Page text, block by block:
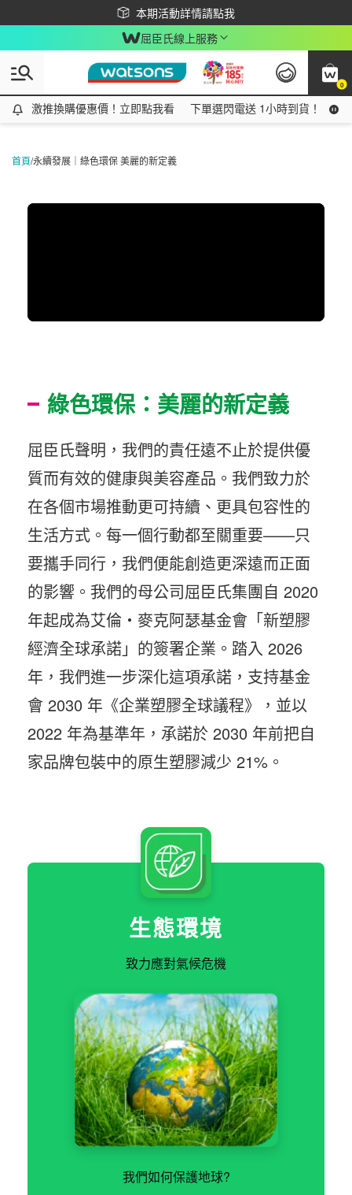
本期活動詳情請點我
下載app最高回饋$350
屈臣氏線上服務
0
激推換購優惠價！立即點我看
激推換購優惠價！立即點我看 下單選閃電送 1小時到貨！領神
首頁/永續發展｜綠色環保 美麗的新定義
綠色環保：美麗的新定義
屈臣氏聲明，我們的責任遠不止於提供優
質而有效的健康與美容產品。我們致力於
在各個市場推動更可持續、更具包容性的
生活方式。每一個行動都至關重要——只
要攜手同行，我們便能創造更深遠而正面
的影響。我們的母公司屈臣氏集團自 2020
年起成為艾倫・麥克阿瑟基金會「新塑膠
經濟全球承諾」的簽署企業。踏入 2026
年，我們進一步深化這項承諾，支持基金
會 2030 年《企業塑膠全球議程》，並以
2022 年為基準年，承諾於 2030 年前把自
家品牌包裝中的原生塑膠減少 21%。
生態環境
致力應對氣候危機
我們如何保護地球?